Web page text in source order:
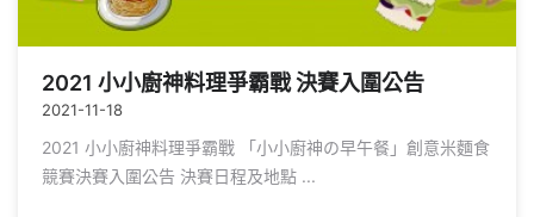
2021 小小廚神料理爭霸戰 決賽入圍公告
2021-11-18
2021 小小廚神料理爭霸戰 「小小廚神の早午餐」創意米麵食
競賽決賽入圍公告 決賽日程及地點 ...